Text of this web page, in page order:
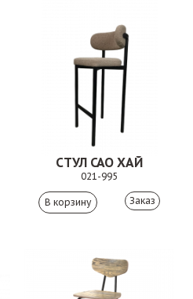
СТУЛ САО ХАЙ
021-995
Заказ